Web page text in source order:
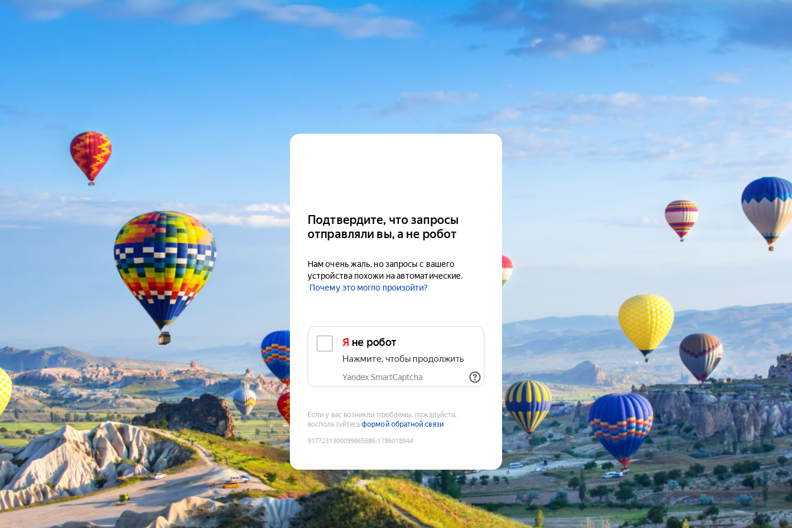
Подтвердите, что запросы
отправляли вы, а не робот
Нам очень жаль, но запросы с вашего
устройства похожи на автоматические.
Почему это могло произойти?
Я не робот
Нажмите, чтобы продолжить
Yandex SmartCaptcha
Если у вас возникли проблемы, пожалуйста,
воспользуйтесьформой обратной связи
9177231300099865686:1786018844